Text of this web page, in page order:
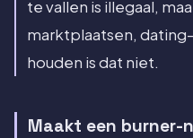
te vallen is illegaal,
marktplaatsen,
houden is dat niet.
Maakt een burner-